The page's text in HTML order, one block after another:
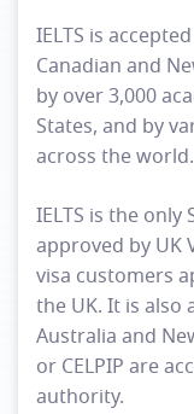
IELTS is
Canadian and
by over 3,000
States, and by
across the world.
IELTS is the only
approved by UK
visa customers
the UK. It is
Australia and
or CELPIP are
authority.